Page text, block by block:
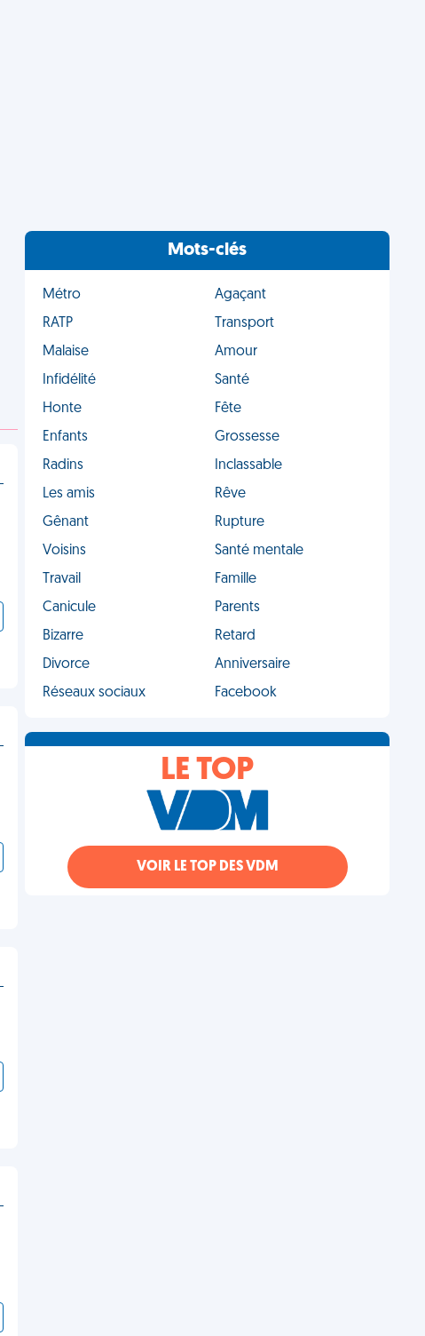
Mots-clés
Métro
Agaçant
RATP
Transport
Malaise
Amour
Infidélité
Santé
Honte
Fête
Enfants
Grossesse
Radins
Inclassable
Les amis
Rêve
Gênant
Rupture
Voisins
Santé mentale
Travail
Famille
Canicule
Parents
Bizarre
Retard
Divorce
Anniversaire
Réseaux sociaux
Facebook
LE TOP
VOIR LE TOP DES VDM